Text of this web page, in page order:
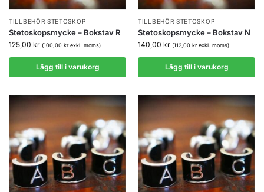
TILLBEHÖR STETOSKOP
Stetoskopsmycke – Bokstav R
125,00 kr (100,00 krexkl. moms)
Lägg till i varukorg
TILLBEHÖR STETOSKOP
Stetoskopsmycke – Bokstav N
140,00 kr (112,00 krexkl. moms)
Lägg till i varukorg